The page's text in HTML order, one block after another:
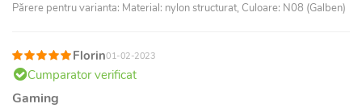
Părere pentru varianta: Material: nylon structurat, Culoare: N08 (Galben)
Florin01-02-2023
Cumparator verificat
Gaming